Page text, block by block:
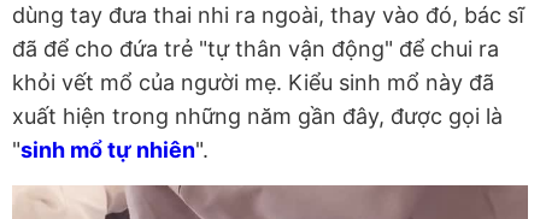
dùng tay đưa thai nhi ra ngoài, thay vào đó, bác sĩ
đã để cho đứa trẻ "tự thân vận động" để chui ra
khỏi vết mổ của người mẹ. Kiểu sinh mổ này đã
xuất hiện trong những năm gần đây, được gọi là
"sinh mổ tự nhiên".